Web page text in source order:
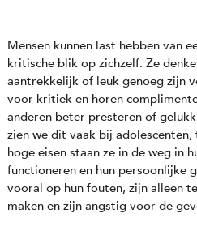
Mensen kunnen last hebben van
kritische blik op zichzelf. Ze
aantrekkelijk of leuk genoeg zijn
voor kritiek en horen
anderen beter presteren of
zien we dit vaak bij
hoge eisen staan ze in de weg in
functioneren en hun persoonlijke
vooral op hun fouten, zijn alleen
maken en zijn angstig voor de